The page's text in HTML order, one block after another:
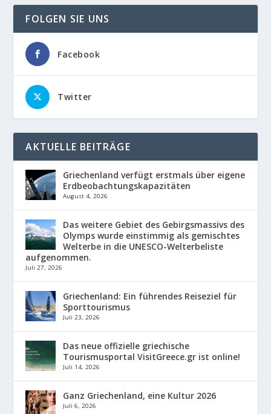
FOLGEN SIE UNS
Facebook
Twitter
AKTUELLE BEITRÄGE
Griechenland verfügt erstmals über eigene
Erdbeobachtungskapazitäten
August 4, 2026
Das weitere Gebiet des Gebirgsmassivs des
Olymps wurde einstimmig als gemischtes
Welterbe in die UNESCO-Welterbeliste
aufgenommen.
Juli 27, 2026
Griechenland: Ein führendes Reiseziel für
Sporttourismus
Juli 23, 2026
Das neue offizielle griechische
Tourismusportal VisitGreece.gr ist online!
Juli 14, 2026
Ganz Griechenland, eine Kultur 2026
Juli 6, 2026